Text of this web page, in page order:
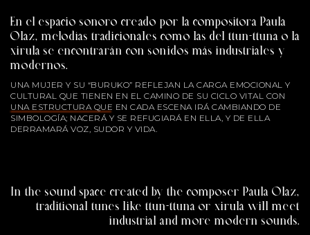
En el espacio sonoro creado por la compositora Paula
Olaz, melodías tradicionales como las del ttun-ttuna o la
xirula se encontrarán con sonidos más industriales y
modernos.
UNA MUJER Y SU “BURUKO” REFLEJAN LA CARGA EMOCIONAL Y
CULTURAL QUE TIENEN EN EL CAMINO DE SU CICLO VITAL CON
UNA ESTRUCTURA QUE EN CADA ESCENA IRÁ CAMBIANDO DE
SIMBOLOGÍA; NACERÁ Y SE REFUGIARÁ EN ELLA, Y DE ELLA
DERRAMARÁ VOZ, SUDOR Y VIDA.
In the sound space created by the composer Paula Olaz,
traditional tunes like ttun-ttuna or xirula will meet
industrial and more modern sounds.